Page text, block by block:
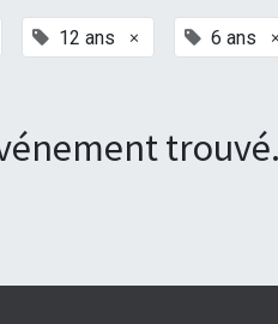
12 ans × 6 ans ×
trouvé.